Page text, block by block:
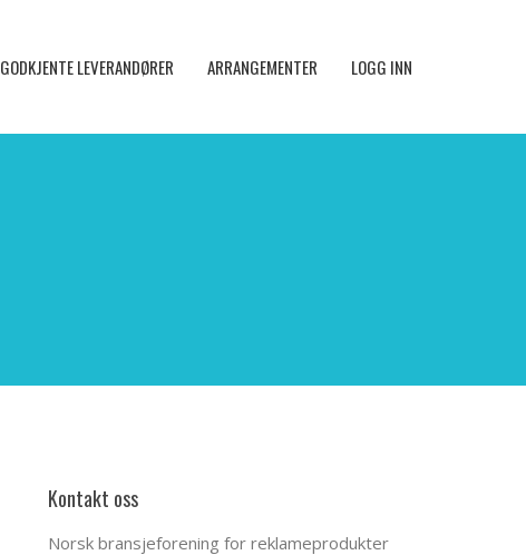
GODKJENTE LEVERANDØRER ARRANGEMENTER LOGG INN
Kontakt oss
Norsk bransjeforening for reklameprodukter